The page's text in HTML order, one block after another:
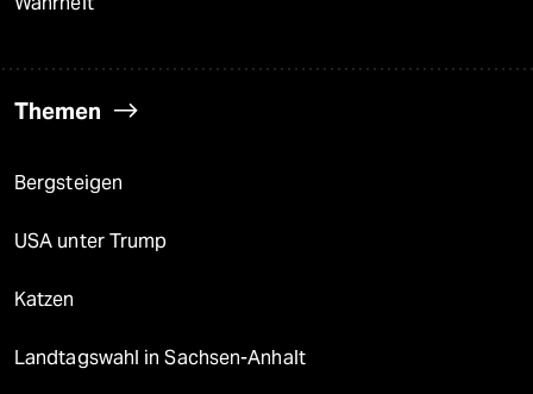
Themen
Bergsteigen
USA unter Trump
Katzen
Landtagswahl in Sachsen-Anhalt